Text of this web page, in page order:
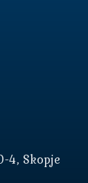
4, Skopje